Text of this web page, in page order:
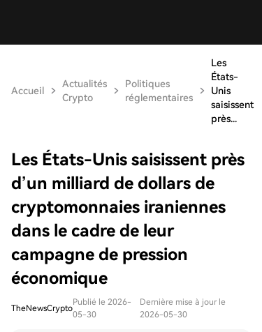
Accueil
Actualités
Crypto
Politiques
réglementaires
Les
États-
Unis
saisissent
près...
Les États-Unis saisissent près
d’un milliard de dollars de
cryptomonnaies iraniennes
dans le cadre de leur
campagne de pression
économique
TheNewsCrypto
Publié le 2026-
05-30
Dernière mise à jour le
2026-05-30